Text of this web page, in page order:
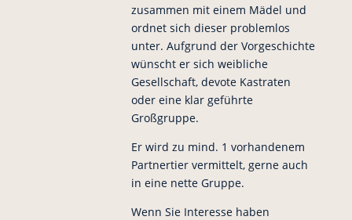
zusammen mit einem Mädel und
ordnet sich dieser problemlos
unter. Aufgrund der Vorgeschichte
wünscht er sich weibliche
Gesellschaft, devote Kastraten
oder eine klar geführte
Großgruppe.
Er wird zu mind. 1 vorhandenem
Partnertier vermittelt, gerne auch
in eine nette Gruppe.
Wenn Sie Interesse haben